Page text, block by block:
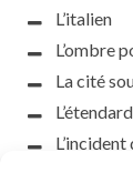
L’italien
L’ombre
La cité
la petite